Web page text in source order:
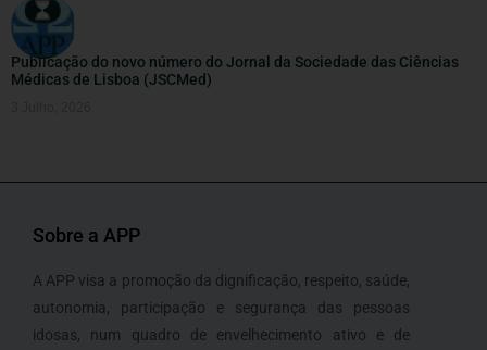
Publicação do novo número do Jornal da Sociedade das Ciências
Médicas de Lisboa (JSCMed)
Sobre a APP
A APP visa a promoção da dignificação, respeito, saúde,
autonomia, participação e segurança das pessoas
idosas, num quadro de envelhecimento ativo e de